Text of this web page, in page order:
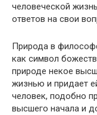
человеческой
ответов на свои
Природа в
как символ
природе некое
жизнью и придает
человек, подобно
высшего начала и